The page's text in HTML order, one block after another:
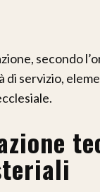
secondo
di servizio,